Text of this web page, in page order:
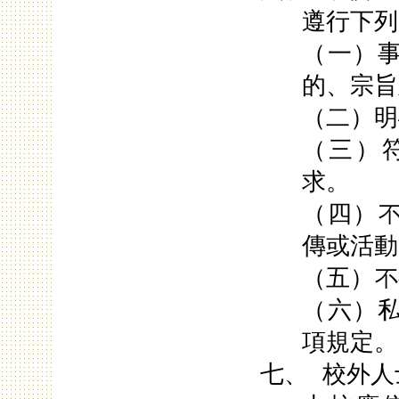
遵行下
（一）
的、宗
（二）
（三
求。
（四）
傳或活
（五）
（六）
項規定。
七、
校外